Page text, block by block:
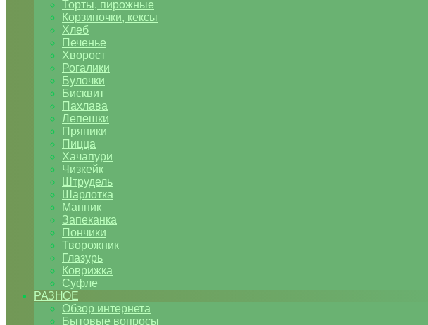
Торты, пирожные
Корзиночки, кексы
Хлеб
Печенье
Хворост
Рогалики
Булочки
Бисквит
Пахлава
Лепешки
Пряники
Пицца
Хачапури
Чизкейк
Штрудель
Шарлотка
Манник
Запеканка
Пончики
Творожник
Глазурь
Коврижка
Суфле
РАЗНОЕ
Обзор интернета
Бытовые вопросы